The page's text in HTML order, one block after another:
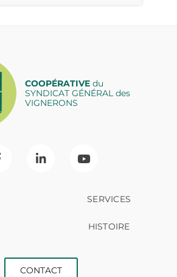
COOPÉRATIVEdu
SYNDICAT GÉNÉRAL des
VIGNERONS
SERVICES
HISTOIRE
CONTACT